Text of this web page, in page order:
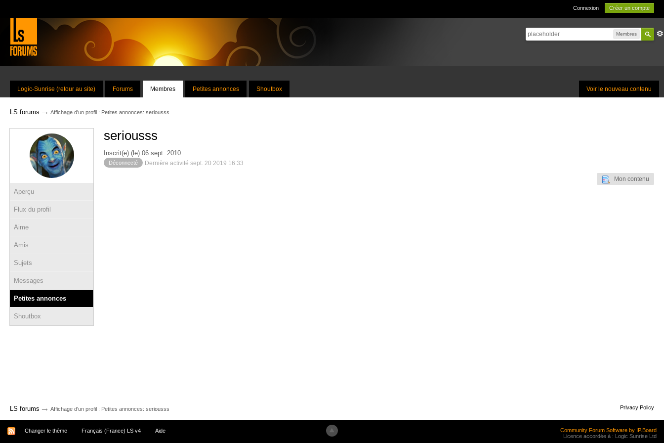
Connexion Créer un compte
Membres
Voir le nouveau contenu
Logic-Sunrise (retour au site) Forums Membres Petites annonces Shoutbox
LS forums → Affichage d'un profil : Petites annonces: seriousss
Aperçu
Flux du profil
Aime
Amis
Sujets
Messages
Petites annonces
Shoutbox
seriousss
Inscrit(e) (le) 06 sept. 2010
Déconnecté Dernière activité sept. 20 2019 16:33
Mon contenu
LS forums → Affichage d'un profil : Petites annonces: seriousss Privacy Policy
Changer le thème Français (France) LS v4 Aide
Community Forum Software by IP.Board
Licence accordée à : Logic Sunrise Ltd